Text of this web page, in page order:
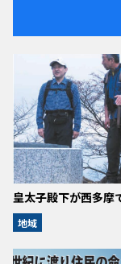
皇太子殿下が西多摩
地域